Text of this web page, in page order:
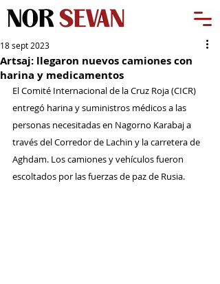
Artsaj: llegaron nuevos camiones con
harina y medicamentos
18 sept 2023
El Comité Internacional de la Cruz Roja (CICR)
entregó harina y suministros médicos a las
personas necesitadas en Nagorno Karabaj a
través del Corredor de Lachin y la carretera de
Aghdam. Los camiones y vehículos fueron
escoltados por las fuerzas de paz de Rusia.